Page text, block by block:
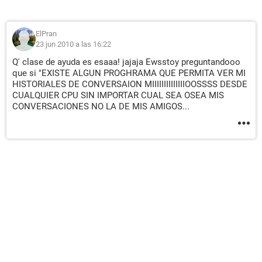
ElPran
23 jun 2010 a las 16:22
Q' clase de ayuda es esaaa! jajaja Ewsstoy preguntandooo
que si "EXISTE ALGUN PROGHRAMA QUE PERMITA VER MI
HISTORIALES DE CONVERSAION MIIIIIIIIIIIIIIOOSSSS DESDE
CUALQUIER CPU SIN IMPORTAR CUAL SEA OSEA MIS
CONVERSACIONES NO LA DE MIS AMIGOS...